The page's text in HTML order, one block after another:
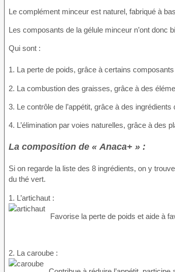
Le complément minceur est naturel, fabriqué à
Les composants de la gélule minceur n’ont
Qui sont :
1. La perte de poids, grâce à certains
2. La combustion des graisses, grâce à des
3. Le contrôle de l’appétit, grâce à des
4. L’élimination par voies naturelles, grâce à des
La composition de « Anaca+ » :
Si on regarde la liste des 8 ingrédients, on y
du thé vert.
1. L’artichaut :
Favorise la perte de poids et aide à
2. La caroube :